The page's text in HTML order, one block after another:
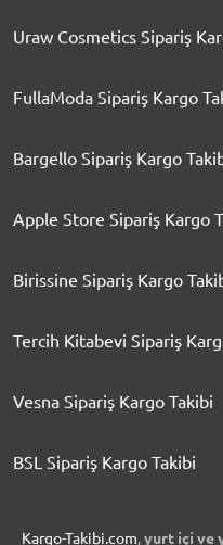
Uraw Cosmetics Sipariş
FullaModa Sipariş Kargo
Bargello Sipariş Kargo
Apple Store Sipariş Kargo
Birissine Sipariş Kargo
Tercih Kitabevi Sipariş
Vesna Sipariş Kargo Takibi
BSL Sipariş Kargo Takibi
Kargo-Takibi.com,yurt içi ve